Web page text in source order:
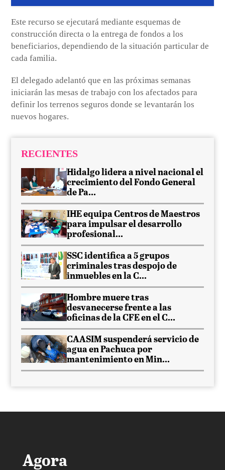
Este recurso se ejecutará mediante esquemas de
construcción directa o la entrega de fondos a los
beneficiarios, dependiendo de la situación particular de
cada familia.
El delegado adelantó que en las próximas semanas
iniciarán las mesas de trabajo con los afectados para
definir los terrenos seguros donde se levantarán los
nuevos hogares.
RECIENTES
Hidalgo lidera a nivel nacional el
crecimiento del Fondo General
de Pa...
IHE equipa Centros de Maestros
para impulsar el desarrollo
profesional...
SSC identifica a 5 grupos
criminales tras despojo de
inmuebles en la C...
Hombre muere tras
desvanecerse frente a las
oficinas de la CFE en el C...
CAASIM suspenderá servicio de
agua en Pachuca por
mantenimiento en Min...
Agora